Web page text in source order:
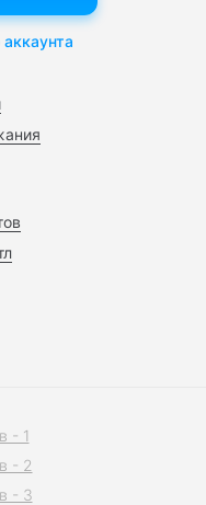
- 1
- 2
- 3